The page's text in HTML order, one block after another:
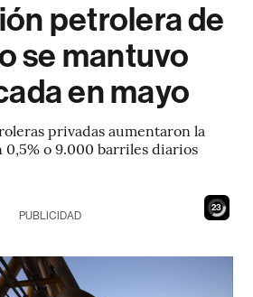
petrolera de
se mantuvo
en mayo
privadas aumentaron la
o 9.000 barriles diarios
21
PUBLICIDAD